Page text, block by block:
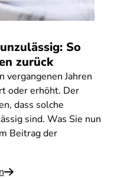
So
zurück
vergangenen Jahren
oder erhöht. Der
dass solche
sind. Was Sie nun
Beitrag der